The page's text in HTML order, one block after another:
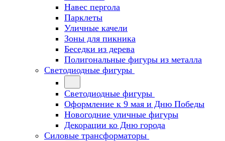
Навес пергола
Парклеты
Уличные качели
Зоны для пикника
Беседки из дерева
Полигональные фигуры из металла
Светодиодные фигуры
Светодиодные фигуры
Оформление к 9 мая и Дню Победы
Новогодние уличные фигуры
Декорации ко Дню города
Силовые трансформаторы